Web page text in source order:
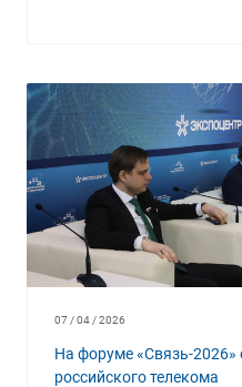
07 / 04 / 2026
На форуме «Связь-2026»
российского телекома